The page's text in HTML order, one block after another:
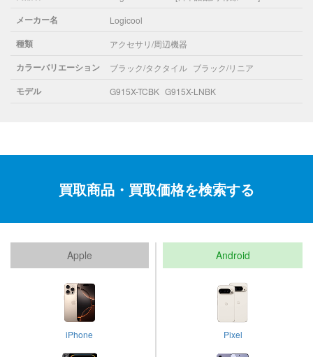
メーカー名 Logicool
種類 アクセサリ/周辺機器
カラーバリエーション ブラック/タクタイル ブラック/リニア
モデル G915X-TCBK G915X-LNBK
買取商品・買取価格を検索する
Apple
iPhone
Android
Pixel